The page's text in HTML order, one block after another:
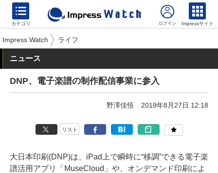
カテゴリ Impressサイト
Impress Watch ライフ
ニュース
DNP、電子楽譜の制作配信事業に参入
野澤佳悟 2019年8月27日 12:18
リスト
大日本印刷(DNP)は、iPad上で瞬時に“移調”できる電子楽
譜活用アプリ「MuseCloud」や、オンデマンド印刷によ